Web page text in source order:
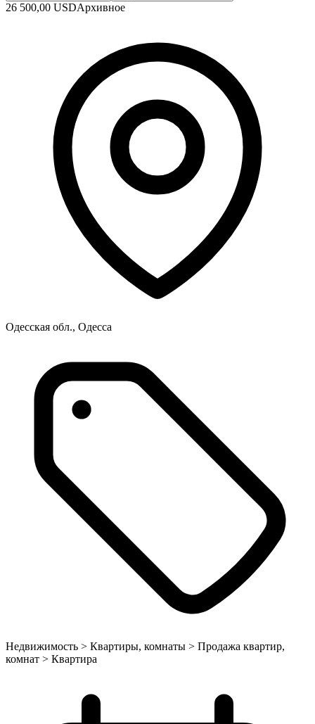
26 500,00 USDАрхивное
Одесская обл., Одесса
Недвижимость > Квартиры, комнаты > Продажа квартир,
комнат > Квартира